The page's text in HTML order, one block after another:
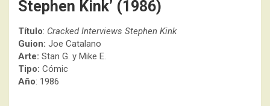
Stephen Kink’ (1986)
Título: Cracked Interviews Stephen Kink
Guion: Joe Catalano
Arte: Stan G. y Mike E.
Tipo: Cómic
Año: 1986